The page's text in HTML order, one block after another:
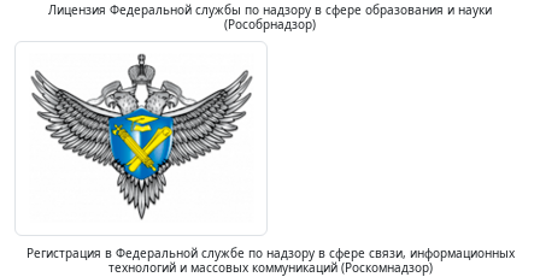
Лицензия Федеральной службы по надзору в сфере образования и науки
(Рособрнадзор)
Регистрация в Федеральной службе по надзору в сфере связи, информационных
технологий и массовых коммуникаций (Роскомнадзор)